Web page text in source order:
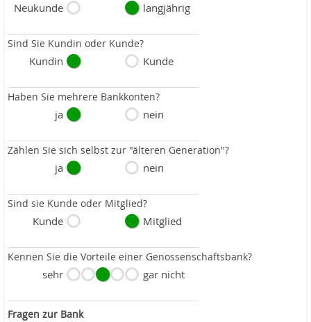
Neukunde langjährig
Sind Sie Kundin oder Kunde?
Kundin Kunde
Haben Sie mehrere Bankkonten?
ja nein
Zählen Sie sich selbst zur "älteren Generation"?
ja nein
Sind sie Kunde oder Mitglied?
Kunde Mitglied
Kennen Sie die Vorteile einer Genossenschaftsbank?
sehr gar nicht
Fragen zur Bank